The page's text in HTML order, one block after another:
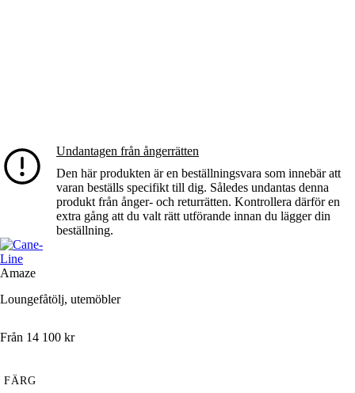
Undantagen från ångerrätten
Den här produkten är en beställningsvara som innebär att
varan beställs specifikt till dig. Således undantas denna
produkt från ånger- och returrätten. Kontrollera därför en
extra gång att du valt rätt utförande innan du lägger din
beställning.
Amaze
Loungefåtölj, utemöbler
Från 14 100 kr
FÄRG